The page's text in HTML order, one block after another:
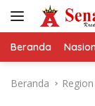
Beranda
Beranda Region